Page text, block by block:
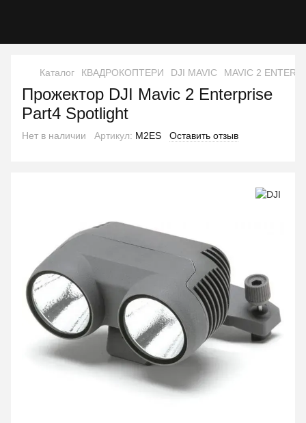
Каталог КВАДРОКОПТЕРИ DJI MAVIC MAVIC 2
Прожектор DJI Mavic 2 Enterprise
Part4 Spotlight
Нет в наличии Артикул: M2ES Оставить отзыв